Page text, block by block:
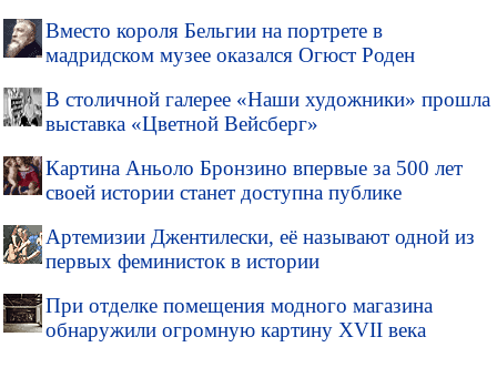
Вместо короля Бельгии на портрете в
мадридском музее оказался Огюст Роден
В столичной галерее «Наши художники» прошла
выставка «Цветной Вейсберг»
Картина Аньоло Бронзино впервые за 500 лет
своей истории станет доступна публике
Артемизии Джентилески, её называют одной из
первых феминисток в истории
При отделке помещения модного магазина
обнаружили огромную картину XVII века